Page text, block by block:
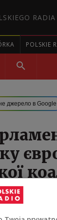
RADIA
POLSKIE
джерело в Google